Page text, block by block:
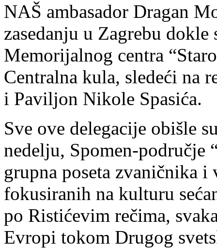
NAŠ ambasador Dragan
zasedanju u Zagrebu
Memorijalnog centra
Centralna kula, sledeći na
i Paviljon Nikole Spasića.
Sve ove delegacije obišle
nedelju, Spomen-područje
grupna poseta zvaničnika
fokusiranih na kulturu
po Ristićevim rečima,
Evropi tokom Drugog